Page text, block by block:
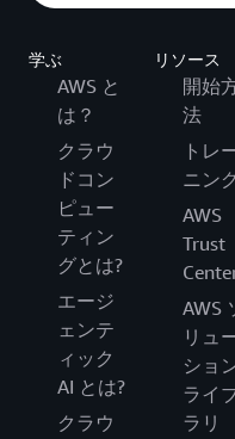
学ぶ
AWS と
は？
クラウ
ドコン
ピュー
ティン
グとは?
エージ
ェンテ
ィック
AI とは?
クラウ
リソース
開始
法
トレ
ニン
AWS
Trust
AWS
リュ
ショ
ライ
ラリ